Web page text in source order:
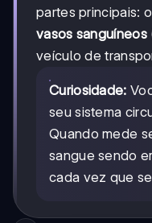
partes principais:
vasos sanguíneos
veículo de
Curiosidade:
seu sistema
Quando mede
sangue sendo
cada vez que